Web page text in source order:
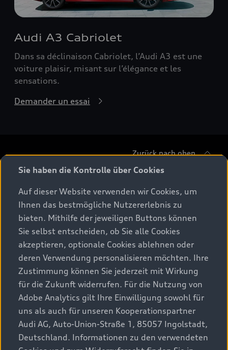
Audi A3 Cabriolet
Dans sa déclinaison Cabriolet, l’Audi A3 est une
voiture plaisir, misant sur l’élégance et les
sensations.
Demander un essai
Zurück nach oben
Alle Modelle
Modelle vergleichen
Elektromodelle
Plug-in-Hybride
Beratung & Kauf
Aktuelle Angebote
Sofort verfügbare Neuwagen
Gebrauchtwagen
Audi Gebrauchtwagen :plus
Geschäftskunden
Service & Zubehör
Audi Original Zubehör
Audi Services
Audi digital services
myAudi
Kundenbereich
Kontakt
Audi Partner finden
Probefahrt anfragen
Audi Welt
Sie haben die Kontrolle über Cookies
Auf dieser Website verwenden wir Cookies, um
Ihnen das bestmögliche Nutzererlebnis zu
bieten. Mithilfe der jeweiligen Buttons können
Sie selbst entscheiden, ob Sie alle Cookies
akzeptieren, optionale Cookies ablehnen oder
deren Verwendung personalisieren möchten. Ihre
Zustimmung können Sie jederzeit mit Wirkung
für die Zukunft widerrufen. Für die Nutzung von
Adobe Analytics gilt Ihre Einwilligung sowohl für
uns als auch für unseren Kooperationspartner
Audi AG, Auto-Union-Straße 1, 85057 Ingolstadt,
Deutschland. Informationen zu den verwendeten